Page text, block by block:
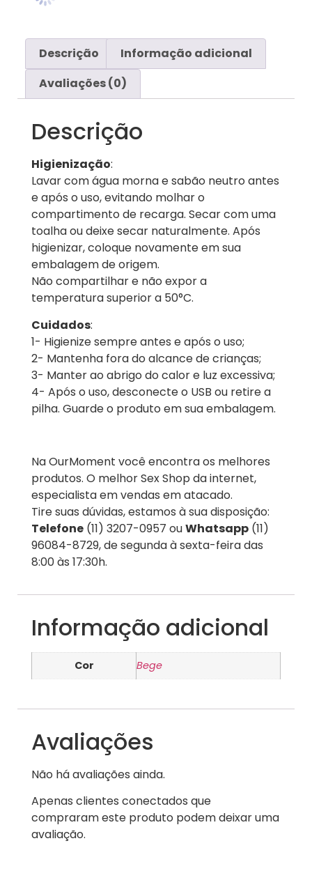
Descrição
Informação adicional
Avaliações (0)
Descrição
Higienização:
Lavar com água morna e sabão neutro antes
e após o uso, evitando molhar o
compartimento de recarga. Secar com uma
toalha ou deixe secar naturalmente. Após
higienizar, coloque novamente em sua
embalagem de origem.
Não compartilhar e não expor a
temperatura superior a 50°C.
Cuidados:
1- Higienize sempre antes e após o uso;
2- Mantenha fora do alcance de crianças;
3- Manter ao abrigo do calor e luz excessiva;
4- Após o uso, desconecte o USB ou retire a
pilha. Guarde o produto em sua embalagem.
Na OurMoment você encontra os melhores
produtos. O melhor Sex Shop da internet,
especialista em vendas em atacado.
Tire suas dúvidas, estamos à sua disposição:
Telefone (11) 3207-0957 ouWhatsapp (11)
96084-8729, de segunda à sexta-feira das
8:00 às 17:30h.
Informação adicional
Cor Bege
Avaliações
Não há avaliações ainda.
Apenas clientes conectados que
compraram este produto podem deixar uma
avaliação.